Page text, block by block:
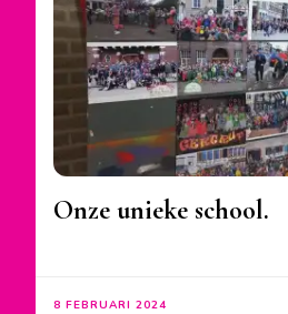
Onze unieke school.
8 FEBRUARI 2024